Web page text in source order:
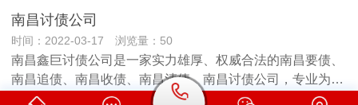
南昌讨债公司
时间：2022-03-17 浏览量：50
南昌鑫巨讨债公司是一家实力雄厚、权威合法的南昌要债、
南昌追债、南昌收债、南昌清债、南昌讨债公司，专业为…